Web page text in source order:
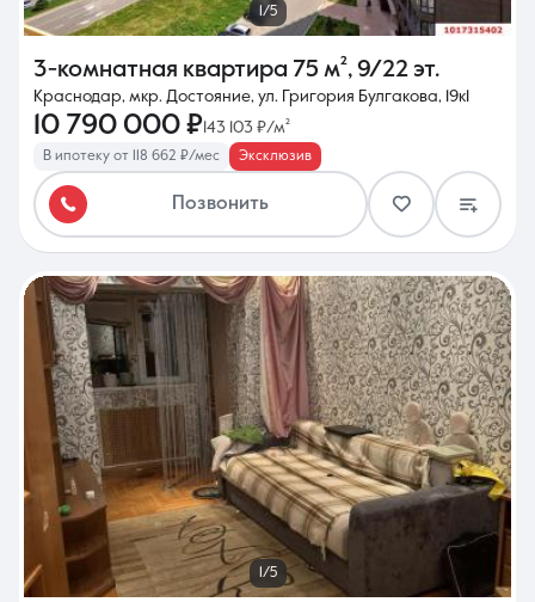
1/5
3-комнатная квартира 75 м², 9/22 эт.
Краснодар, мкр. Достояние, ул. Григория Булгакова, 19к1
10 790 000 ₽143 103 ₽/м²
В ипотеку от 118 662 ₽/мес Эксклюзив
Позвонить
1/5